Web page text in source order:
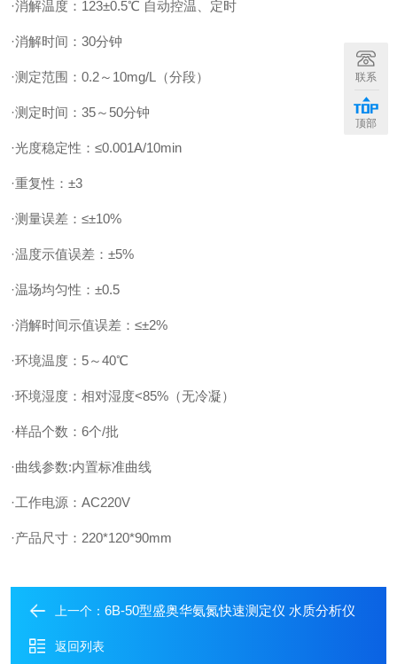
·消解温度：123±0.5℃ 自动控温、定时
·消解时间：30分钟
·测定范围：0.2～10mg/L（分段）
·测定时间：35～50分钟
·光度稳定性：≤0.001A/10min
·重复性：±3
·测量误差：≤±10%
·温度示值误差：±5%
·温场均匀性：±0.5
·消解时间示值误差：≤±2%
·环境温度：5～40℃
·环境湿度：相对湿度<85%（无冷凝）
·样品个数：6个/批
·曲线参数:内置标准曲线
·工作电源：AC220V
·产品尺寸：220*120*90mm
上一个： 6B-50型盛奥华氨氮快速测定仪 水质分析仪
返回列表
联系
顶部